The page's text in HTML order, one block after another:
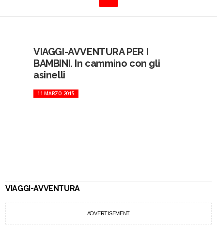
VIAGGI-AVVENTURA PER I
BAMBINI. In cammino con gli
asinelli
11 MARZO 2015
VIAGGI-AVVENTURA
ADVERTISEMENT